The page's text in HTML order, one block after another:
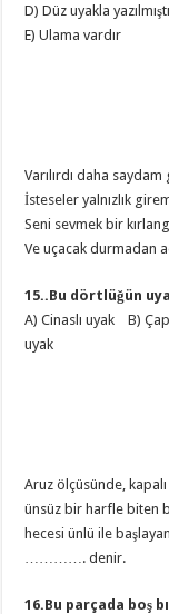
D) Düz uyakla
E) Ulama vardır
Varılırdı daha
İsteseler yalnızlık
Seni sevmek bir
Ve uçacak durmadan
15..Bu dörtlüğün
A) Cinaslı uyak B)
uyak
Aruz ölçüsünde,
ünsüz bir harfle biten
hecesi ünlü ile
…………. denir.
16.Bu parçada boş